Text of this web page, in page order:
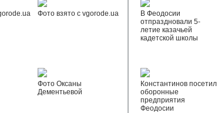
Фото взято с vgorode.ua
Фото Оксаны
Дементьевой
В Феодосии
отпраздновали 5-
летие казачьей
кадетской школы
Константинов посетил
оборонные
предприятия
Феодосии